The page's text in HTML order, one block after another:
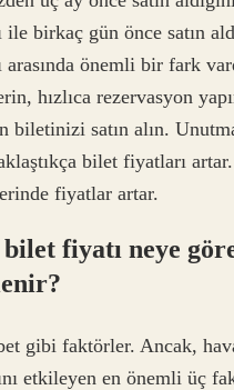
ile birkaç gün önce satın
arasında önemli bir fark
hızlıca rezervasyon
biletinizi satın alın.
bilet fiyatları
fiyatlar artar.
fiyatı neye
gibi faktörler. Ancak,
etkileyen en önemli üç